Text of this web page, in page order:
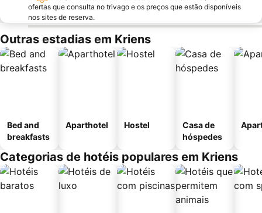
ofertas que consulta no trivago e os preços que estão disponíveis
nos sites de reserva.
Outras estadias em Kriens
Bed and
breakfasts
Aparthotel Hostel
Casa de
hóspedes
Categorias de hotéis populares em Kriens